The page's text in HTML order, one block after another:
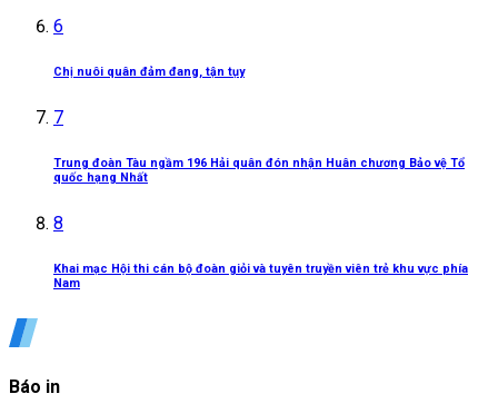
6
Chị nuôi quân đảm đang, tận tụy
7
Trung đoàn Tàu ngầm 196 Hải quân đón nhận Huân chương Bảo vệ Tổ
quốc hạng Nhất
8
Khai mạc Hội thi cán bộ đoàn giỏi và tuyên truyền viên trẻ khu vực phía
Nam
Báo in